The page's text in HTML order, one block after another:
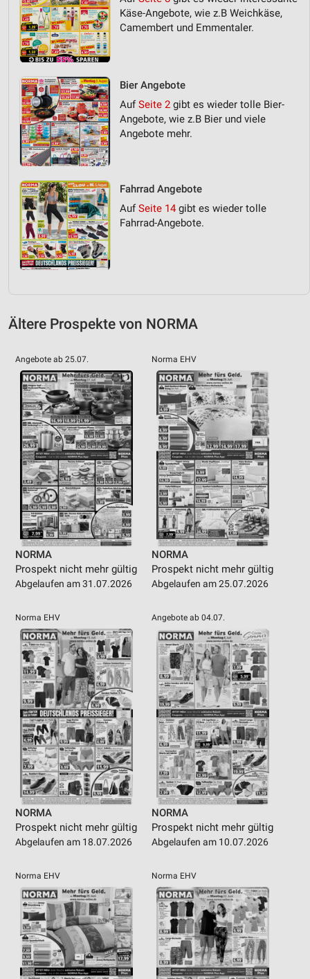
Käse-Angebote, wie z.B Weichkäse,
Camembert und Emmentaler.
Bier Angebote
AufSeite 2 gibt es wieder tolle Bier-
Angebote, wie z.B Bier und viele
Angebote mehr.
Fahrrad Angebote
AufSeite 14 gibt es wieder tolle
Fahrrad-Angebote.
Ältere Prospekte von NORMA
Angebote ab 25.07.
NORMA
Prospekt nicht mehr gültig
Abgelaufen am 31.07.2026
Norma EHV
NORMA
Prospekt nicht mehr gültig
Abgelaufen am 25.07.2026
Norma EHV
NORMA
Prospekt nicht mehr gültig
Abgelaufen am 18.07.2026
Angebote ab 04.07.
NORMA
Prospekt nicht mehr gültig
Abgelaufen am 10.07.2026
Norma EHV Norma EHV